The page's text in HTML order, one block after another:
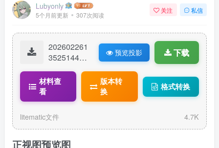
Lubyonly
5个月前更新 307次阅读
关注 私信
202602261
35251440-
狱门装饰
-爱发电免
预览投影 下载
材料查
看
版本转
换
格式转换
litematic文件 4.7K
正视图预览图